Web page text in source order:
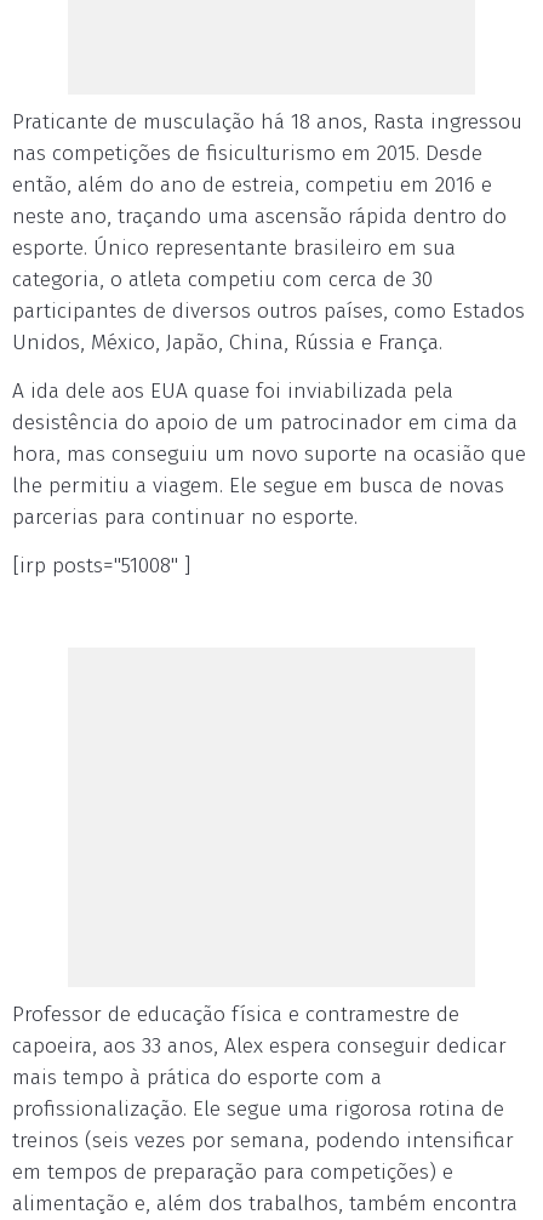
Praticante de musculação há 18 anos, Rasta ingressou
nas competições de fisiculturismo em 2015. Desde
então, além do ano de estreia, competiu em 2016 e
neste ano, traçando uma ascensão rápida dentro do
esporte. Único representante brasileiro em sua
categoria, o atleta competiu com cerca de 30
participantes de diversos outros países, como Estados
Unidos, México, Japão, China, Rússia e França.
A ida dele aos EUA quase foi inviabilizada pela
desistência do apoio de um patrocinador em cima da
hora, mas conseguiu um novo suporte na ocasião que
lhe permitiu a viagem. Ele segue em busca de novas
parcerias para continuar no esporte.
[irp posts="51008" ]
Professor de educação física e contramestre de
capoeira, aos 33 anos, Alex espera conseguir dedicar
mais tempo à prática do esporte com a
profissionalização. Ele segue uma rigorosa rotina de
treinos (seis vezes por semana, podendo intensificar
em tempos de preparação para competições) e
alimentação e, além dos trabalhos, também encontra